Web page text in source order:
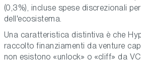
(0,3%), incluse spese discrezionali
dell'ecosistema.
Una caratteristica distintiva è che
raccolto finanziamenti da venture
non esistono «unlock» o «cliff» da